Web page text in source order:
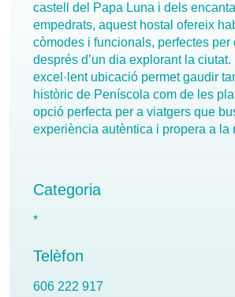
castell del Papa Luna i dels
empedrats, aquest hostal ofereix
còmodes i funcionals, perfectes per
després d’un dia explorant la ciutat.
excel·lent ubicació permet gaudir
històric de Peníscola com de les
opció perfecta per a viatgers que
experiència autèntica i propera a la
Categoria
*
Telèfon
606 222 917